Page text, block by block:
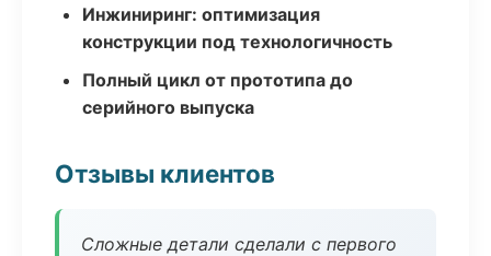
Инжиниринг: оптимизация
конструкции под технологичность
Полный цикл от прототипа до
серийного выпуска
Отзывы клиентов
Сложные детали сделали с первого